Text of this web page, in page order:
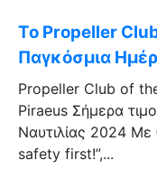
Το Propeller
Παγκόσμια
Propeller Club of
Piraeus Σήμερα
Ναυτιλίας 2024
safety first!”,...